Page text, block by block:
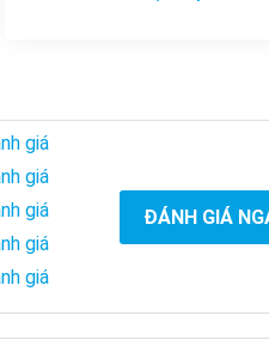
giá
giá
giá
giá
giá
ĐÁNH GIÁ